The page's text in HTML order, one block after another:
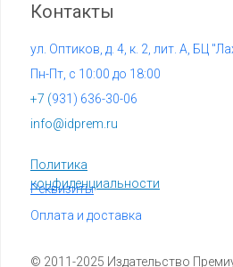
© 2011-2025 Издательство
info@idprem.ru
Контакты
Политика
конфиденциальности
+7 (931) 636-30-06
Реквизиты
ул. Оптиков, д. 4, к. 2, лит. А, БЦ
Оплата и доставка
Пн-Пт, с 10:00 до 18:00